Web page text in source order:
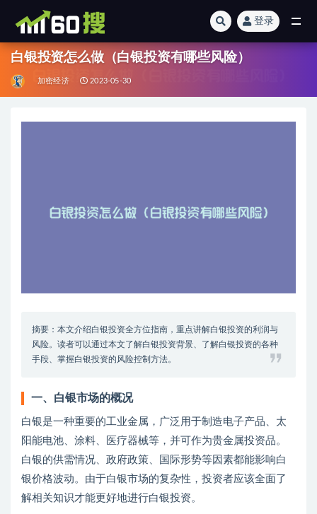
登录
白银投资怎么做（白银投资有哪些风险）
加密经济 2023-05-30
摘要：本文介绍白银投资全方位指南，重点讲解白银投资的利润与
风险。读者可以通过本文了解白银投资背景、了解白银投资的各种
手段、掌握白银投资的风险控制方法。
一、白银市场的概况
白银是一种重要的工业金属，广泛用于制造电子产品、太
阳能电池、涂料、医疗器械等，并可作为贵金属投资品。
白银的供需情况、政府政策、国际形势等因素都能影响白
银价格波动。由于白银市场的复杂性，投资者应该全面了
解相关知识才能更好地进行白银投资。